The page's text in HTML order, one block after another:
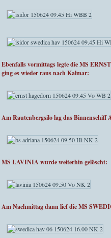
Ebenfalls vormittags legte die MS
ging es wieder raus nach Kalmar:
Am Rautenbergsilo lag das
MS LAVINIA wurde weiterhin gelöscht:
Am Nachmittag dann lief die MS